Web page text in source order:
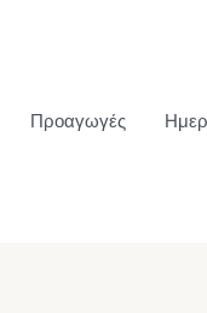
Προαγωγές